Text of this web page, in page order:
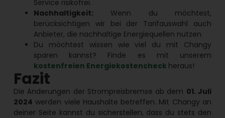
Service risikofrei.
Nachhaltigkeit: Wenn du möchtest,
berücksichtigen wir bei der Tarifauswahl auch
Anbieter, die nachhaltige Energiequellen nutzen.
Du möchtest wissen wie viel du mit Changy
sparen kannst? Finde es mit unserem
kostenfreien Energiekostencheck heraus!
Fazit
Die Änderungen der Strompreisbremse ab dem 01. Juli
2024 werden viele Haushalte betreffen. Mit Changy an
deiner Seite kannst du sicherstellen, dass du stets den